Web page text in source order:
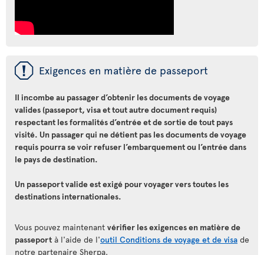
ü Exigences en matière de passeport
Il incombe au passager d’obtenir les documents de voyage
valides (passeport, visa et tout autre document requis)
respectant les formalités d’entrée et de sortie de tout pays
visité. Un passager qui ne détient pas les documents de voyage
requis pourra se voir refuser l’embarquement ou l’entrée dans
le pays de destination.
Un passeport valide est exigé pour voyager vers toutes les
destinations internationales.
Vous pouvez maintenant vérifier les exigences en matière de
passeport à l'aide de l'outil Conditions de voyage et de visa de
notre partenaire Sherpa.